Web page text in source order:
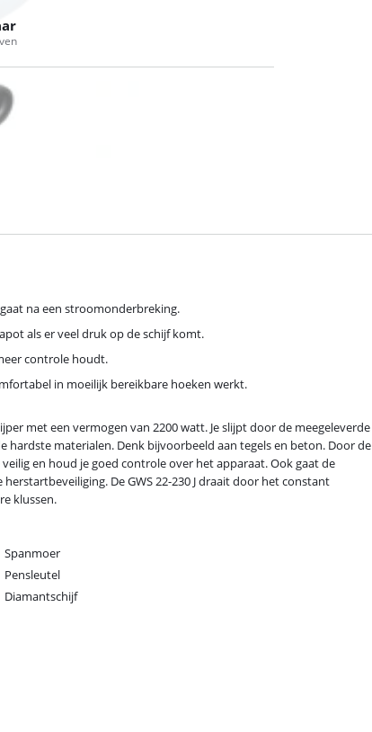
na een stroomonderbreking.
als er veel druk op de schijf komt.
controle houdt.
in moeilijk bereikbare hoeken werkt.
met een vermogen van 2200 watt. Je slijpt door de meegeleverde
materialen. Denk bijvoorbeeld aan tegels en beton. Door de
en houd je goed controle over het apparaat. Ook gaat de
De GWS 22-230 J draait door het constant
klussen.
Spanmoer
Pensleutel
Diamantschijf